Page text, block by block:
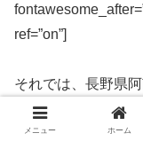
ref=”on”]
それでは、長野県
リを実際に使って
メニュー ホーム